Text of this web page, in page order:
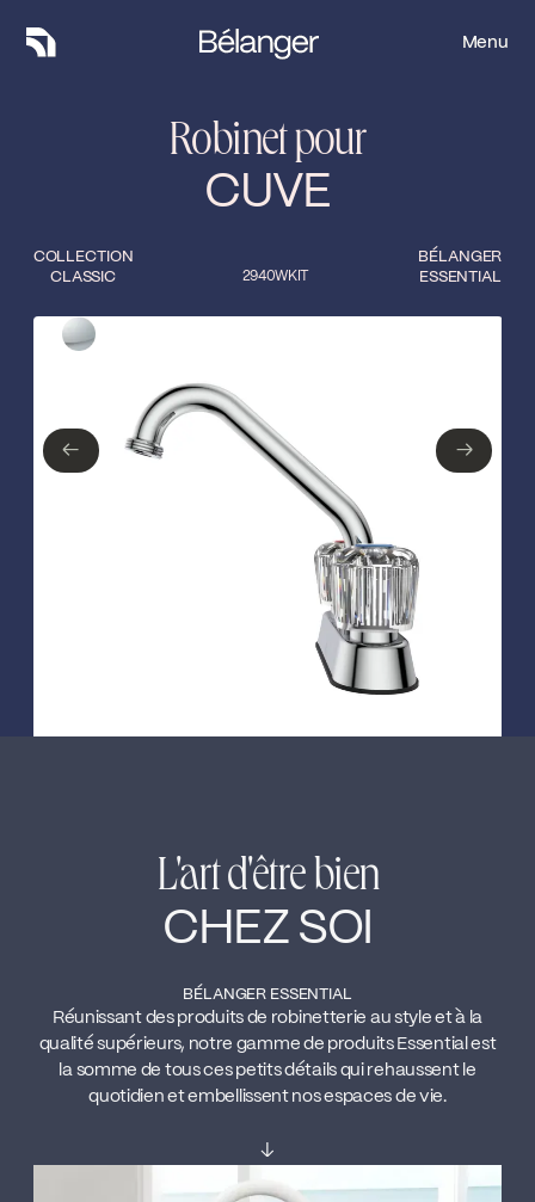
Menu
Menu
COLLECTION
CLASSIC
Robinet pour
CUVE
BÉLANGER
ESSENTIAL
2940WKIT
Type de finition
Chrome poli
← →
L'art d'être bien
CHEZ SOI
BÉLANGER ESSENTIAL
Réunissant des produits de robinetterie au style et à la
qualité supérieurs, notre gamme de produits Essential est
la somme de tous ces petits détails qui rehaussent le
quotidien et embellissent nos espaces de vie.
↓